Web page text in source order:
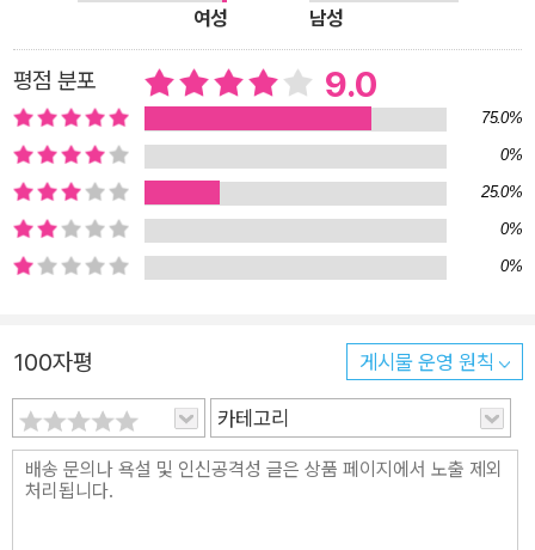
했습니다. 흥부와 놀부는 그대로 출연하지만 도둑은 세 마리 펭귄
으로 바뀌었습니다. 물론 시대도 알 수 없는 21세기로 바뀌었습
니다. 김혜영 작가는 그야말로 자유로운 상상력과 패러디의 대가
입니다! 『놀부와 ㅇㄹㄹ 펭귄』는 자유로운 상상과 패러디의 즐거
움을 전해주는 그림책입니다. 이루리 볼로냐 워크숍이 발굴한 이
야기꾼 김혜영 작가! 김혜영 작가는 이루리 작가나 이현지 작가처
럼 모 윌렘스 작가의 열렬한 팬입니다. 그래서 모 윌렘스의 당당
영 작가는 『놀부와 ㅇㄹㄹ 펭귄』를 통해 자신만의 캐릭터와 드라
마와 코미디를 완성했습니다. 개성 넘치면서도 창의적인 김혜영
작가의 코미디가 널리 사랑받기를 바랍니다.
여성
남성
평점 분포 9.0
75.0%
0%
25.0%
0%
0%
100자평 게시물 운영 원칙
카테고리